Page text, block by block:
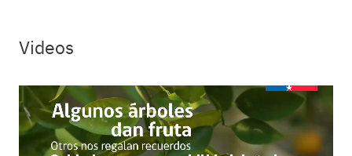
Videos
Video file